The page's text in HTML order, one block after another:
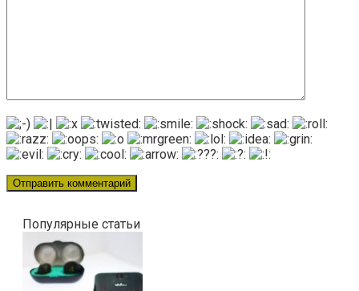
Популярные статьи